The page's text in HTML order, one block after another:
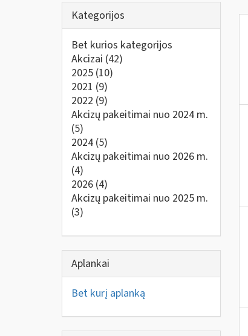
Kategorijos
Bet kurios kategorijos
Akcizai (42)
2025 (10)
2021 (9)
2022 (9)
Akcizų pakeitimai nuo 2024 m.
(5)
2024 (5)
Akcizų pakeitimai nuo 2026 m.
(4)
2026 (4)
Akcizų pakeitimai nuo 2025 m.
(3)
Aplankai
Bet kurį aplanką